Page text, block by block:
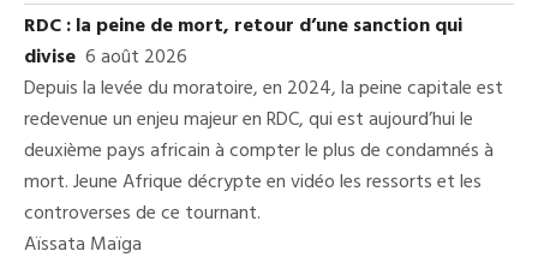
RDC : la peine de mort, retour d’une sanction qui
divise 6 août 2026
Depuis la levée du moratoire, en 2024, la peine capitale est
redevenue un enjeu majeur en RDC, qui est aujourd’hui le
deuxième pays africain à compter le plus de condamnés à
mort. Jeune Afrique décrypte en vidéo les ressorts et les
controverses de ce tournant.
Aïssata Maïga